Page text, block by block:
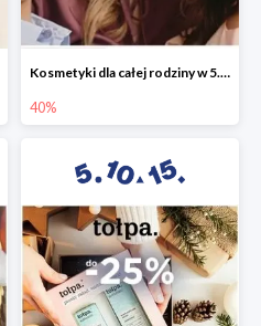
Kosmetyki dla całej rodziny w 5.10.15 do -40%
40%